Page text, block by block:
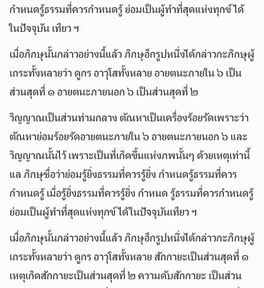
กำหนดรู้ธรรมที่ควรกำหนดรู้ ย่อมเป็นผู้ทำที่สุดแห่งทุกข์ได้
ในปัจจุบัน เทียว ฯ
เมื่อภิกษุนั้นกล่าวอย่างนี้แล้ว ภิกษุอีกรูปหนึ่งได้กล่าวกะภิกษุผู้
เถระทั้งหลายว่า ดูกร อาวุโสทั้งหลาย อายตนะภายใน ๖ เป็น
ส่วนสุดที่ ๑ อายตนะภายนอก ๖ เป็นส่วนสุดที่ ๒
วิญญาณเป็นส่วนท่ามกลาง ตัณหาเป็นเครื่องร้อยรัดเพราะว่า
ตัณหาย่อมร้อยรัดอายตนะภายใน ๖ อายตนะภายนอก ๖ และ
วิญญาณนั้นไว้ เพราะเป็นที่เกิดขึ้นแห่งภพนั้นๆ ด้วยเหตุเท่านี้
แล ภิกษุชื่อว่าย่อมรู้ยิ่งธรรมที่ควรรู้ยิ่ง กำหนดรู้ธรรมที่ควร
กำหนดรู้ เมื่อรู้ยิ่งธรรมที่ควรรู้ยิ่ง กำหนด รู้ธรรมที่ควรกำหนดรู้
ย่อมเป็นผู้ทำที่สุดแห่งทุกข์ได้ในปัจจุบันเทียว ฯ
เมื่อภิกษุนั้นกล่าวอย่างนี้แล้ว ภิกษุอีกรูปหนึ่งได้กล่าวกะภิกษุผู้
เถระทั้งหลายว่า ดูกร อาวุโสทั้งหลาย สักกายะเป็นส่วนสุดที่ ๑
เหตุเกิดสักกายะเป็นส่วนสุดที่ ๒ ความดับสักกายะ เป็นส่วน